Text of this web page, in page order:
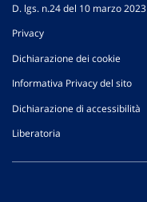
D. lgs. n.24 del 10 marzo 2023
Privacy
Dichiarazione dei cookie
Informativa Privacy del sito
Dichiarazione di accessibilità
Liberatoria